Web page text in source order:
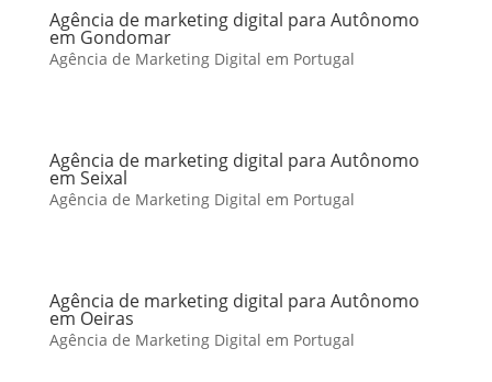
Agência de marketing digital para Autônomo
em Gondomar
Agência de Marketing Digital em Portugal
Agência de marketing digital para Autônomo
em Seixal
Agência de Marketing Digital em Portugal
Agência de marketing digital para Autônomo
em Oeiras
Agência de Marketing Digital em Portugal